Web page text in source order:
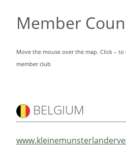
Member
Move the mouse over the map. Click –
member club
BELGIUM